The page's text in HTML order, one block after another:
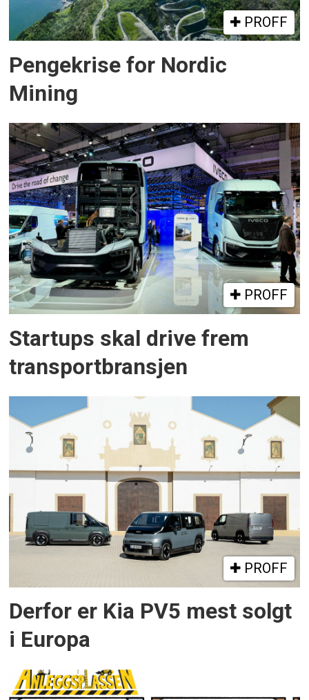
PROFF
Pengekrise for Nordic
Mining
PROFF
Startups skal drive frem
transportbransjen
PROFF
Derfor er Kia PV5 mest solgt
i Europa